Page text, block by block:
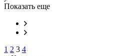
Показать еще
1 2 3 4